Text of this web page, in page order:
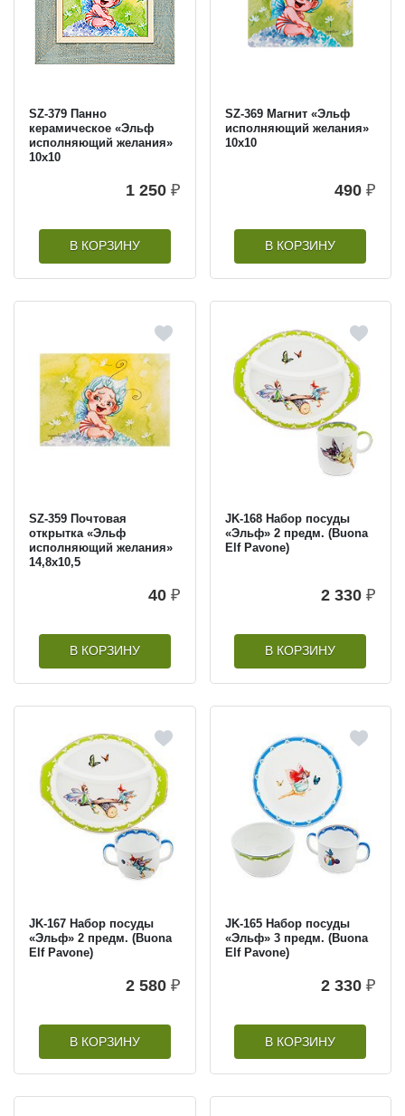
SZ-379 Панно
керамическое «Эльф
исполняющий желания»
10х10
1 250 ₽
В КОРЗИНУ
SZ-369 Магнит «Эльф
исполняющий желания»
10х10
490 ₽
В КОРЗИНУ
SZ-359 Почтовая
открытка «Эльф
исполняющий желания»
14,8х10,5
40 ₽
В КОРЗИНУ
JK-168 Набор посуды
«Эльф» 2 предм. (Buona
Elf Pavone)
2 330 ₽
В КОРЗИНУ
JK-167 Набор посуды
«Эльф» 2 предм. (Buona
Elf Pavone)
2 580 ₽
В КОРЗИНУ
JK-165 Набор посуды
«Эльф» 3 предм. (Buona
Elf Pavone)
2 330 ₽
В КОРЗИНУ